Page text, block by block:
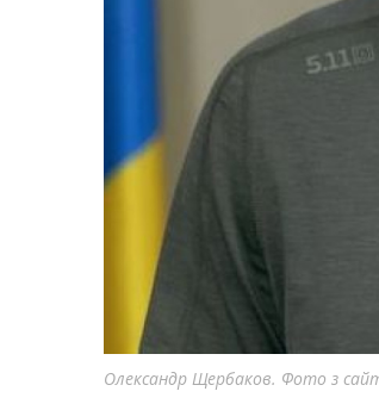
Олександр Щербаков. Фото з